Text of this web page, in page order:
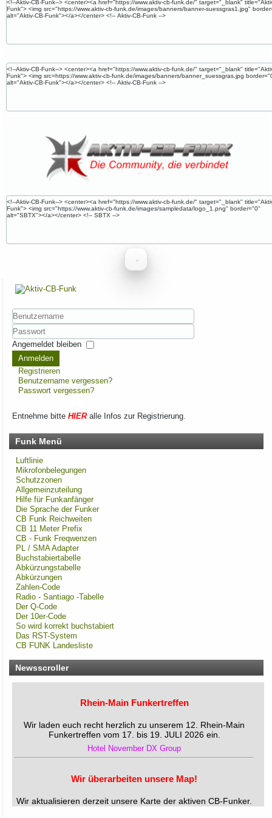
Benutzername
Passwort
Angemeldet bleiben
Anmelden
Registrieren
Benutzername vergessen?
Passwort vergessen?
Entnehme bitte HIERalle Infos zur Registrierung.
Funk Menü
Luftlinie
Mikrofonbelegungen
Schutzzonen
Allgemeinzuteilung
Hilfe für Funkanfänger
Die Sprache der Funker
CB Funk Reichweiten
CB 11 Meter Prefix
CB - Funk Freqwenzen
PL / SMA Adapter
Buchstabiertabelle
Abkürzungstabelle
Abkürzungen
Zahlen-Code
Radio - Santiago -Tabelle
Der Q-Code
Der 10er-Code
So wird korrekt buchstabiert
Das RST-System
CB FUNK Landesliste
Newsscroller
Rhein-Main Funkertreffen
Wir laden euch recht herzlich zu unserem 12. Rhein-Main
Funkertreffen vom 17. bis 19. JULI 2026 ein.
Hotel November DX Group
Wir überarbeiten unsere Map!
Wir aktualisieren derzeit unsere Karte der aktiven CB-Funker.